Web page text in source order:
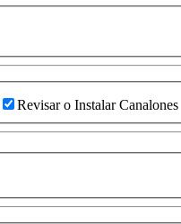
Revisar o Instalar Canalones